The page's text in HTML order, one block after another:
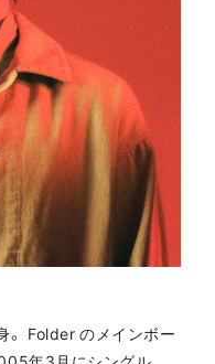
。 Folder のメインボー